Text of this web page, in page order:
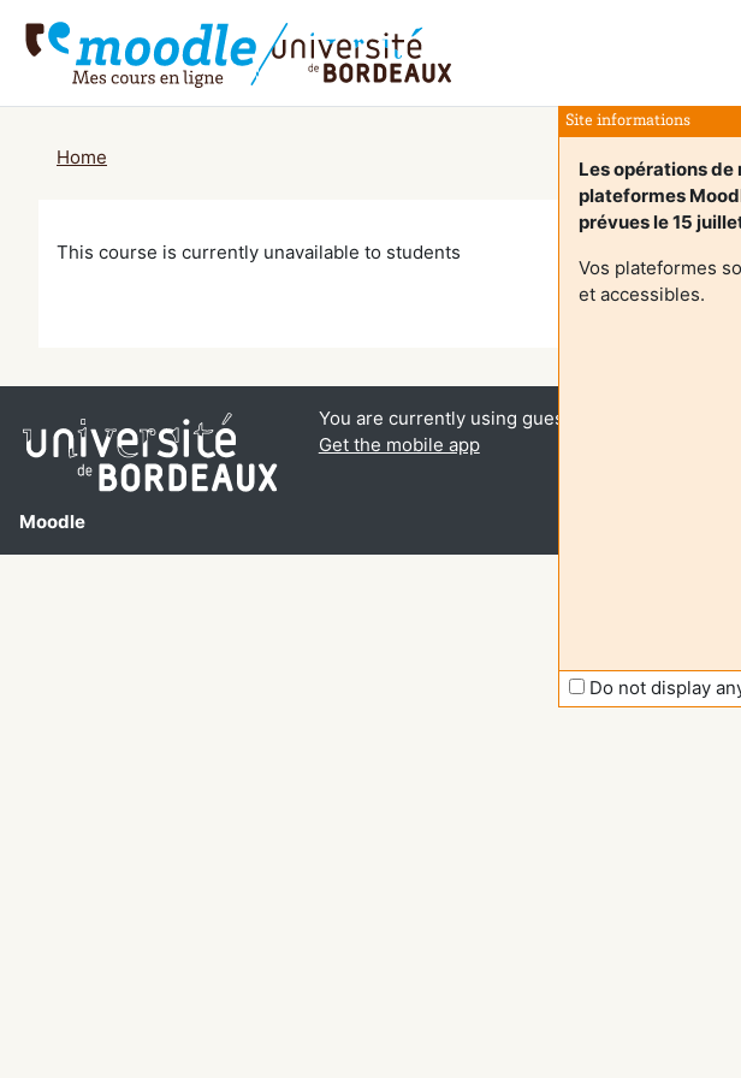
Site informations
Les opérations de
plateformes
prévues le 15
Vos plateformes
et accessibles.
Do not display
Home
This course is currently unavailable to students
Moodle
You are currently using guest access (
Get the mobile app